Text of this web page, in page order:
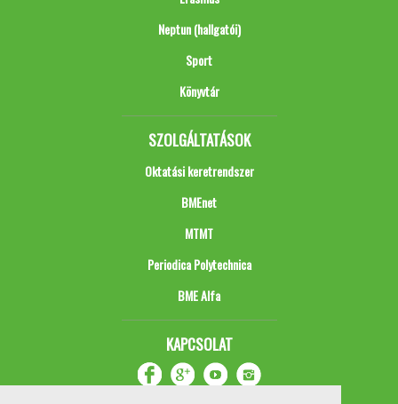
Neptun (hallgatói)
Sport
Könyvtár
SZOLGÁLTATÁSOK
Oktatási keretrendszer
BMEnet
MTMT
Periodica Polytechnica
BME Alfa
KAPCSOLAT